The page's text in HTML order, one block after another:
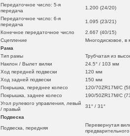
Передаточное число: 5-я
передача
1.200 (24/20)
Передаточное число: 6-я
передача
1.095 (23/21)
Конечное передаточное число
2.667 (40/15)
Сцепление
Многодисковое, в
Рама
Тип рамы
Трубчатая из
Наклон / Вылет вилки
24.5° / 103 мм
Ход передней подвески
120 мм
Ход задней подвески
150 мм
Покрышка, переднее колесо
120/70ZR17M/C
Покрышка, заднее колесо
190/50ZR17M/C
Угол рулевого управления, левый
/ правый
31° / 31°
Подвеска
Подвеска, передняя
Перевернутая